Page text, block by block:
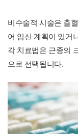
비수술적 시술은 출
어 임신 계획이 있거
각 치료법은 근종의
으로 선택됩니다.